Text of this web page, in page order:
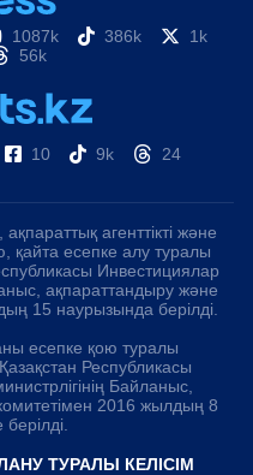
1087k 386k
1k
56k
10 9k 24
агенттікті және
қайта есепке алу туралы
Инвестициялар
ақпараттандыру және
15 наурызында берілді.
есепке қою туралы
Республикасы
Байланыс,
2016 жылдың 8
ТУРАЛЫ КЕЛІСІМ